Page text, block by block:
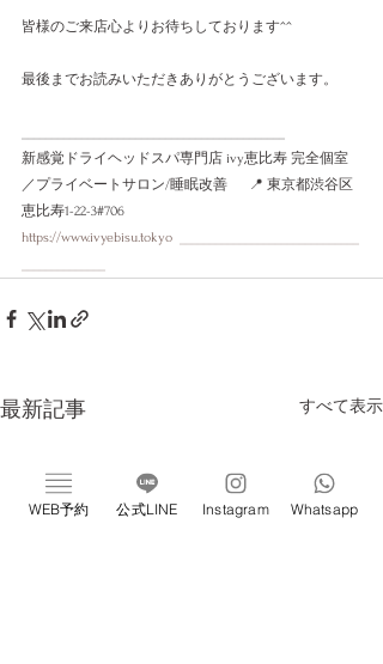
皆様のご来店心よりお待ちしております^^
最後までお読みいただきありがとうございます。
新感覚ドライヘッドスパ専門店 ivy恵比寿 完全個室
／プライベートサロン/睡眠改善 　 📍 東京都渋谷区
恵比寿1-22-3#706
https://www.ivyebisu.tokyo
最新記事 すべて表示
WEB予約 公式LINE Instagram Whatsapp